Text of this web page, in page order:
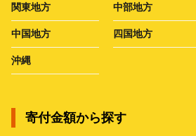
関東地方 中部地方
中国地方 四国地方
沖縄
寄付金額から探す